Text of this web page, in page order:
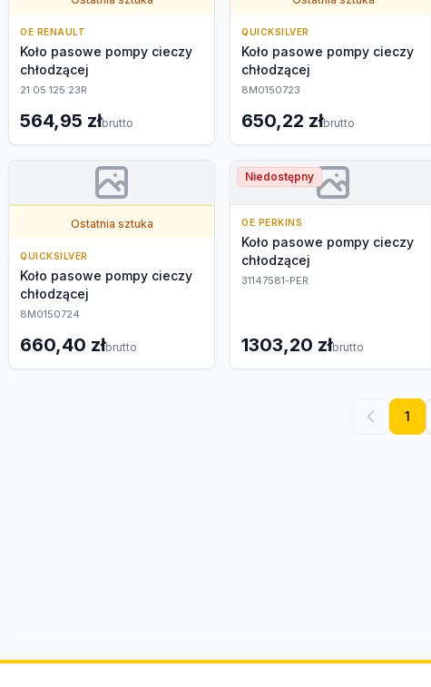
OE RENAULT
Koło pasowe pompy cieczy
chłodzącej
21 05 125 23R
564,95 złbrutto
QUICKSILVER
Koło pasowe pompy cieczy
chłodzącej
8M0150723
650,22 złbrutto
Ostatnia sztuka
QUICKSILVER
Koło pasowe pompy cieczy
chłodzącej
8M0150724
660,40 złbrutto
Niedostępny
OE PERKINS
Koło pasowe pompy cieczy
chłodzącej
31147581-PER
1303,20 złbrutto
1